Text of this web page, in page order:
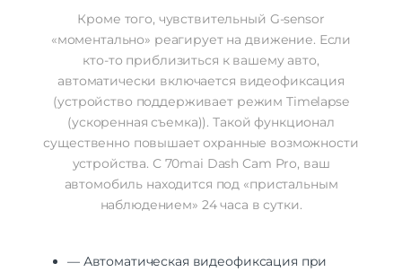
Кроме того, чувствительный G-sensor
«моментально» реагирует на движение. Если
кто-то приблизиться к вашему авто,
автоматически включается видеофиксация
(устройство поддерживает режим Timelapse
(ускоренная съемка)). Такой функционал
существенно повышает охранные возможности
устройства. С 70mai Dash Cam Pro, ваш
автомобиль находится под «пристальным
наблюдением» 24 часа в сутки.
— Автоматическая видеофиксация при